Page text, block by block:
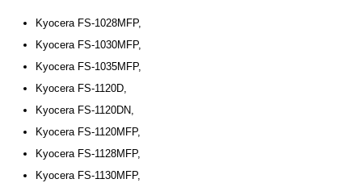
Kyocera FS-1028MFP,
Kyocera FS-1030MFP,
Kyocera FS-1035MFP,
Kyocera FS-1120D,
Kyocera FS-1120DN,
Kyocera FS-1120MFP,
Kyocera FS-1128MFP,
Kyocera FS-1130MFP,